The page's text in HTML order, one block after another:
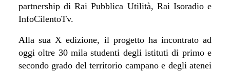
partnership di Rai Pubblica Utilità, Rai Isoradio e
InfoCilentoTv.
Alla sua X edizione, il progetto ha incontrato ad
oggi oltre 30 mila studenti degli istituti di primo e
secondo grado del territorio campano e degli atenei